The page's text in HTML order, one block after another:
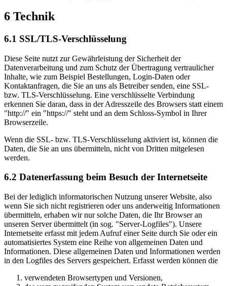
6 Technik
6.1 SSL/TLS-Verschlüsselung
Diese Seite nutzt zur Gewährleistung der Sicherheit der
Datenverarbeitung und zum Schutz der Übertragung vertraulicher
Inhalte, wie zum Beispiel Bestellungen, Login-Daten oder
Kontaktanfragen, die Sie an uns als Betreiber senden, eine SSL-
bzw. TLS-Verschlüsselung. Eine verschlüsselte Verbindung
erkennen Sie daran, dass in der Adresszeile des Browsers statt einem
"http://" ein "https://" steht und an dem Schloss-Symbol in Ihrer
Browserzeile.
Wenn die SSL- bzw. TLS-Verschlüsselung aktiviert ist, können die
Daten, die Sie an uns übermitteln, nicht von Dritten mitgelesen
werden.
6.2 Datenerfassung beim Besuch der Internetseite
Bei der lediglich informatorischen Nutzung unserer Website, also
wenn Sie sich nicht registrieren oder uns anderweitig Informationen
übermitteln, erhaben wir nur solche Daten, die Ihr Browser an
unseren Server übermittelt (in sog. "Server-Logfiles"). Unsere
Internetseite erfasst mit jedem Aufruf einer Seite durch Sie oder ein
automatisiertes System eine Reihe von allgemeinen Daten und
Informationen. Diese allgemeinen Daten und Informationen werden
in den Logfiles des Servers gespeichert. Erfasst werden können die
verwendeten Browsertypen und Versionen,